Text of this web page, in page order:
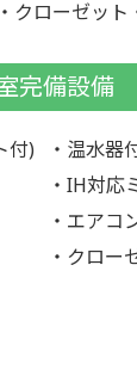
クローゼット
完備設備
付)
温水器
IH対応
エアコ
クロー